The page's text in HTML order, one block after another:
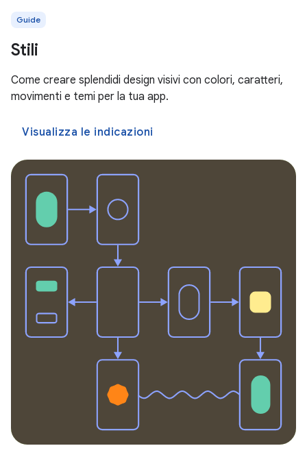
Guide
Stili
Come creare splendidi design visivi con colori, caratteri,
movimenti e temi per la tua app.
Visualizza le indicazioni